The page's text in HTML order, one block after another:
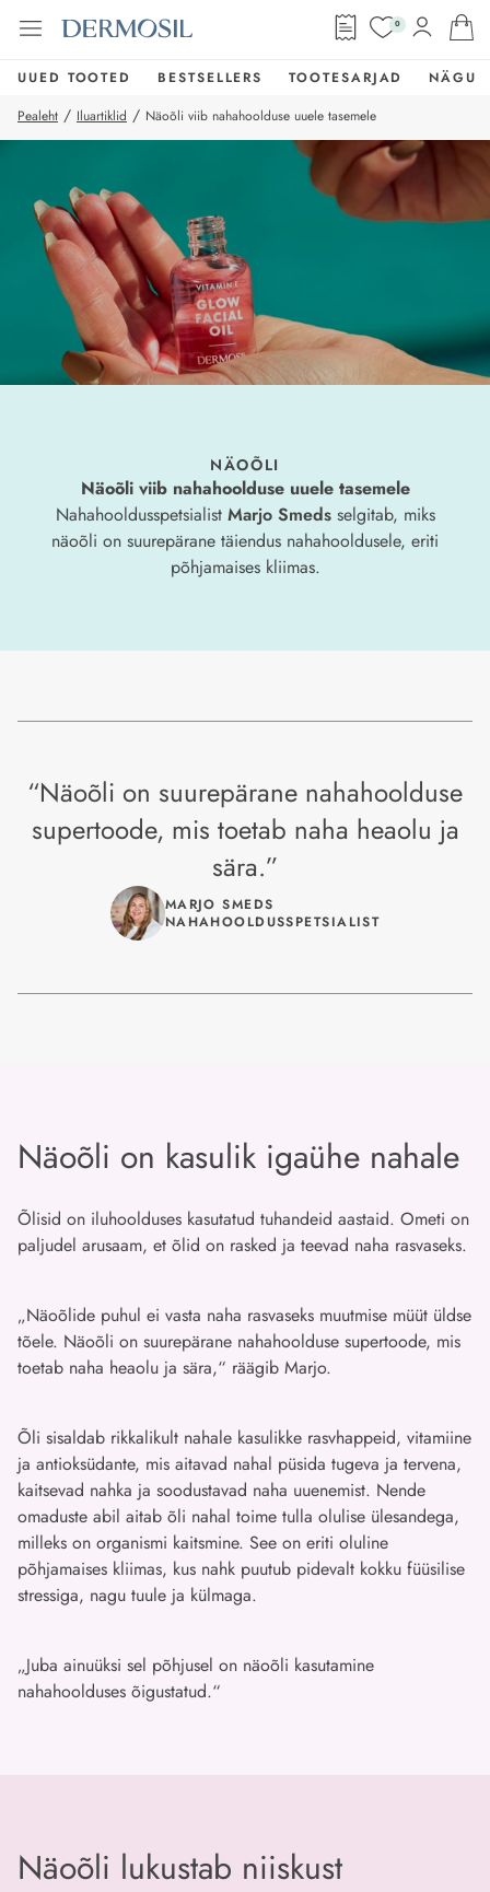
0
UUED TOOTED BESTSELLERS TOOTESARJAD
NÄGU
Pealeht / Iluartiklid / Näoõli viib nahahoolduse uuele tasemele
NÄOÕLI
Näoõli viib nahahoolduse uuele tasemele
Nahahooldusspetsialist Marjo Smedsselgitab, miks
näoõli on suurepärane täiendus nahahooldusele, eriti
põhjamaises kliimas.
“Näoõli on suurepärane nahahoolduse
supertoode, mis toetab naha heaolu ja
sära.”
MARJO SMEDS
NAHAHOOLDUSSPETSIALIST
Näoõli on kasulik igaühe nahale
Õlisid on iluhoolduses kasutatud tuhandeid aastaid. Ometi on
paljudel arusaam, et õlid on rasked ja teevad naha rasvaseks.
„Näoõlide puhul ei vasta naha rasvaseks muutmise müüt üldse
tõele. Näoõli on suurepärane nahahoolduse supertoode, mis
toetab naha heaolu ja sära,“ räägib Marjo.
Õli sisaldab rikkalikult nahale kasulikke rasvhappeid, vitamiine
ja antioksüdante, mis aitavad nahal püsida tugeva ja tervena,
kaitsevad nahka ja soodustavad naha uuenemist. Nende
omaduste abil aitab õli nahal toime tulla olulise ülesandega,
milleks on organismi kaitsmine. See on eriti oluline
põhjamaises kliimas, kus nahk puutub pidevalt kokku füüsilise
stressiga, nagu tuule ja külmaga.
„Juba ainuüksi sel põhjusel on näoõli kasutamine
nahahoolduses õigustatud.“
Näoõli lukustab niiskust